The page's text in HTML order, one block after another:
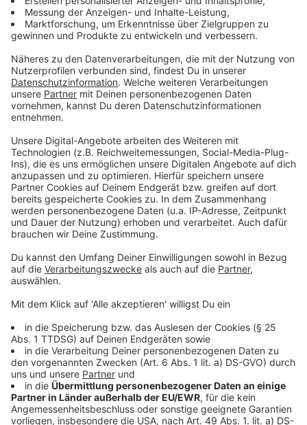
Außerdem muss man nachweisen, dass man
Unterstützer hat – entweder durch eine etablierte
Partei oder durch Unterschriften von Menschen aus
unserer Stadt.
In diesem Jahr bewerben sich acht Menschen um den
Posten an der Stadtspitze.
Stefan Hebbel (CDU)
Sven Weiss (Grüne)
Valeska Hansen (FDP)
Kenneth Dietrich (Linke)
Stephan Erbenbach (AfD)
Massimo Nigordi (Einzelbewerber)
Benedikt Rees (Klimaliste)
Der rechtsextreme Politiker Markus Beisicht von
Aufbruch Leverkusen wurde am
Donnerstagnachmittag vom Wahlausschuss von der
Wahl zum Oberbürgermeister ausgeschlossen.
Anzeige